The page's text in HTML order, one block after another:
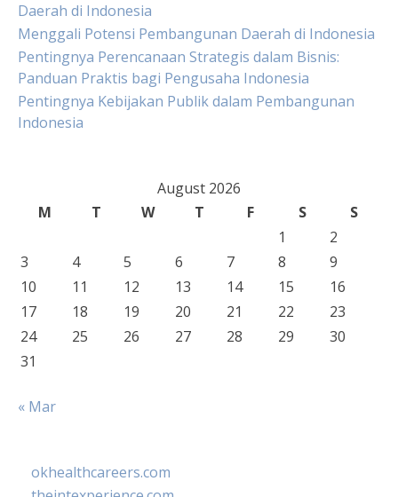
Daerah di Indonesia
Menggali Potensi Pembangunan Daerah di Indonesia
Pentingnya Perencanaan Strategis dalam Bisnis:
Panduan Praktis bagi Pengusaha Indonesia
Pentingnya Kebijakan Publik dalam Pembangunan
Indonesia
August 2026
M
T W T F S
S
1
2
3
4 5 6 7 8
9
10
11 12 13 14 15
16
17
18 19 20 21 22
23
24
25 26 27 28 29
30
31
« Mar
okhealthcareers.com